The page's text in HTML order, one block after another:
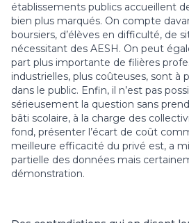
établissements publics accueillent
bien plus marqués. On compte
boursiers, d’élèves en difficulté, de
nécessitant des AESH. On peut
part plus importante de filières
industrielles, plus coûteuses, sont à
dans le public. Enfin, il n’est pas
sérieusement la question sans
bâti scolaire, à la charge des
fond, présenter l’écart de coût
meilleure efficacité du privé est, a
partielle des données mais
démonstration.